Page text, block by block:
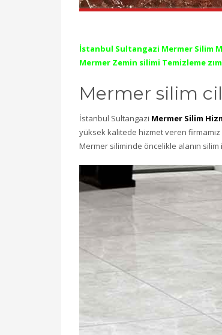
İstanbul Sultangazi Mermer Silim
Mermer Zemin silimi Temizleme
Mermer silim
İstanbul Sultangazi Mermer Silim
yüksek kalitede hizmet veren
Mermer siliminde öncelikle alanın